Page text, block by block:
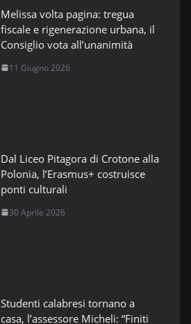
Melissa volta pagina: tregua
fiscale e rigenerazione urbana, il
Consiglio vota all’unanimità
11 Giugno 2026
Dal Liceo Pitagora di Crotone alla
Polonia, l’Erasmus+ costruisce
ponti culturali
30 Aprile 2026
Studenti calabresi tornano a
casa, l’assessore Micheli: “Finiti